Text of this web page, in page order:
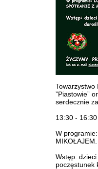
Towarzystwo
”Piastowie”
serdecznie
13:30 - 16:30
W
MIKOŁAJEM.
Wstęp:
poczęstunek